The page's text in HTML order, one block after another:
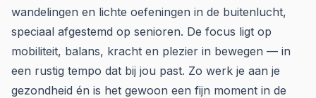
wandelingen en lichte oefeningen in de buitenlucht,
speciaal afgestemd op senioren. De focus ligt op
mobiliteit, balans, kracht en plezier in bewegen — in
een rustig tempo dat bij jou past. Zo werk je aan je
gezondheid én is het gewoon een fijn moment in de